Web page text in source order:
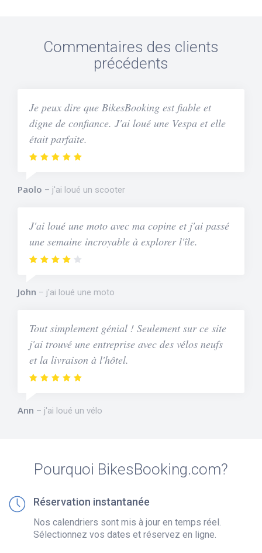
Commentaires des clients
précédents
Je peux dire que BikesBooking est fiable et
digne de confiance. J'ai loué une Vespa et elle
était parfaite.
Paolo j'ai loué un scooter
J'ai loué une moto avec ma copine et j'ai passé
une semaine incroyable à explorer l'île.
John j'ai loué une moto
Tout simplement génial ! Seulement sur ce site
j'ai trouvé une entreprise avec des vélos neufs
et la livraison à l'hôtel.
Ann j'ai loué un vélo
Pourquoi BikesBooking.com?
Réservation instantanée
Nos calendriers sont mis à jour en temps réel.
Sélectionnez vos dates et réservez en ligne.